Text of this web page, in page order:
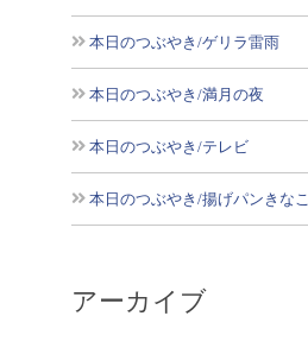
本日のつぶやき/ゲリラ雷雨
本日のつぶやき/満月の夜
本日のつぶやき/テレビ
本日のつぶやき/揚げパンきなこ
アーカイブ